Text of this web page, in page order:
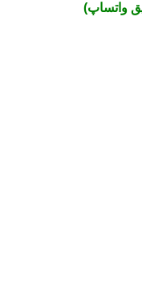
واتساپ)